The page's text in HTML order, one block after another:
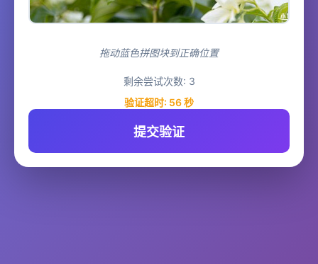
拖动蓝色拼图块到正确位置
剩余尝试次数: 3
验证超时: 55秒
提交验证